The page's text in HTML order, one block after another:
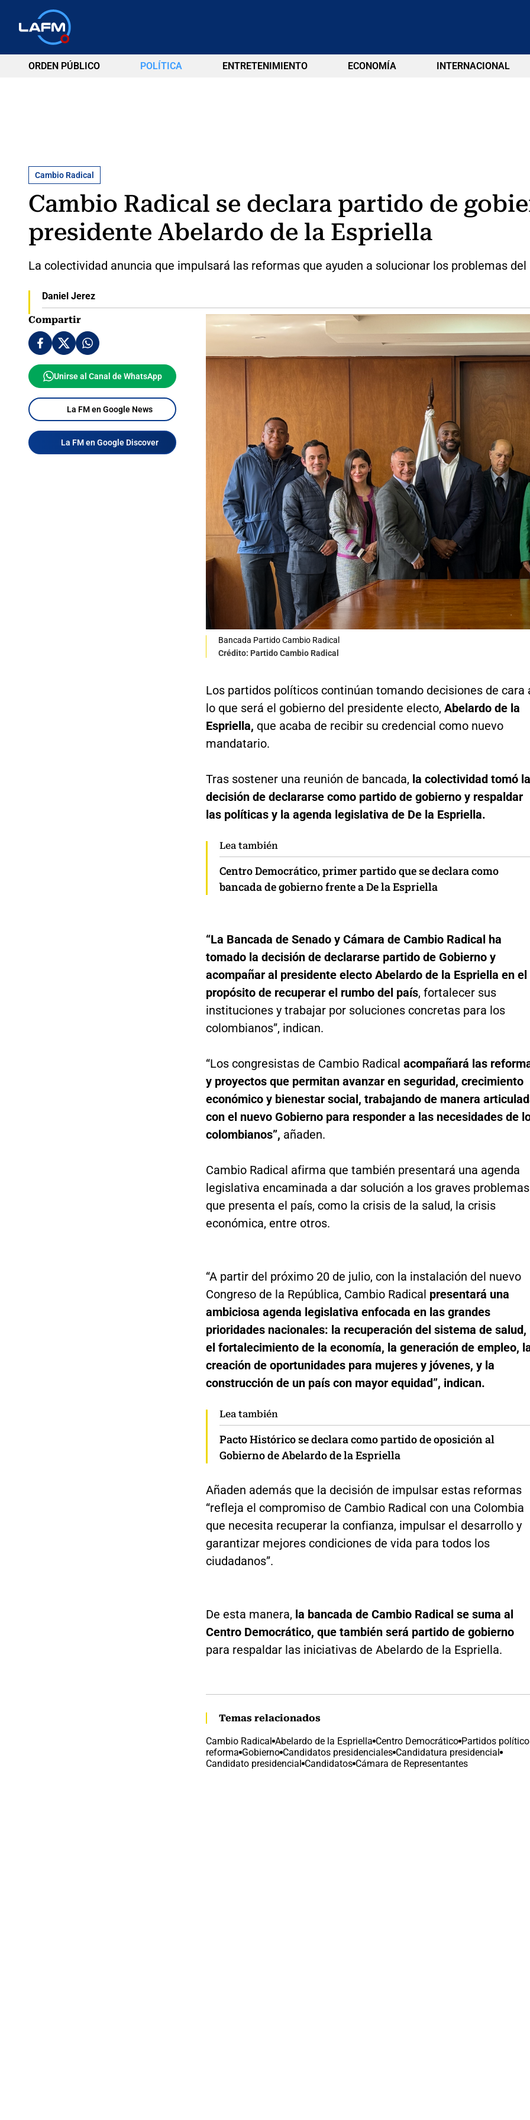
ORDEN PÚBLICO POLÍTICA ENTRETENIMIENTO ECONOMÍA INTERNACIONAL
Cambio Radical
Cambio Radical se declara partido de
presidente Abelardo de la Espriella
La colectividad anuncia que impulsará las reformas que ayuden a solucionar los problemas del
Daniel Jerez
Compartir
Unirse al Canal de WhatsApp
La FM en Google News
La FM en Google Discover
Bancada Partido Cambio Radical
Crédito: Partido Cambio Radical
Los partidos políticos continúan tomando decisiones de cara
lo que será el gobierno del presidente electo, Abelardo de la
Espriella, que acaba de recibir su credencial como nuevo
mandatario.
Tras sostener una reunión de bancada, la colectividad tomó la
decisión de declararse como partido de gobierno y respaldar
las políticas y la agenda legislativa de De la Espriella.
Lea también
Centro Democrático, primer partido que se declara como
bancada de gobierno frente a De la Espriella
“La Bancada de Senado y Cámara de Cambio Radical ha
tomado la decisión de declararse partido de Gobierno y
acompañar al presidente electo Abelardo de la Espriella en el
propósito de recuperar el rumbo del país, fortalecer sus
instituciones y trabajar por soluciones concretas para los
colombianos”, indican.
“Los congresistas de Cambio Radical acompañará las
y proyectos que permitan avanzar en seguridad, crecimiento
económico y bienestar social, trabajando de manera
con el nuevo Gobierno para responder a las necesidades de
colombianos”, añaden.
Cambio Radical afirma que también presentará una agenda
legislativa encaminada a dar solución a los graves problemas
que presenta el país, como la crisis de la salud, la crisis
económica, entre otros.
“A partir del próximo 20 de julio, con la instalación del nuevo
Congreso de la República, Cambio Radical presentará una
ambiciosa agenda legislativa enfocada en las grandes
prioridades nacionales: la recuperación del sistema de salud,
el fortalecimiento de la economía, la generación de empleo,
creación de oportunidades para mujeres y jóvenes, y la
construcción de un país con mayor equidad”, indican.
Lea también
Pacto Histórico se declara como partido de oposición al
Gobierno de Abelardo de la Espriella
Añaden además que la decisión de impulsar estas reformas
“refleja el compromiso de Cambio Radical con una Colombia
que necesita recuperar la confianza, impulsar el desarrollo y
garantizar mejores condiciones de vida para todos los
ciudadanos”.
De esta manera, la bancada de Cambio Radical se suma al
Centro Democrático, que también será partido de gobierno
para respaldar las iniciativas de Abelardo de la Espriella.
Temas relacionados
Cambio Radical Abelardo de la Espriella Centro Democrático Partidos
reforma Gobierno Candidatos presidenciales Candidatura presidencial
Candidato presidencial Candidatos Cámara de Representantes